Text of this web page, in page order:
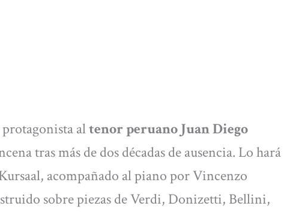
altenor peruano Juan Diego
tras más de dos décadas de ausencia. Lo hará
acompañado al piano por Vincenzo
sobre piezas de Verdi, Donizetti, Bellini,